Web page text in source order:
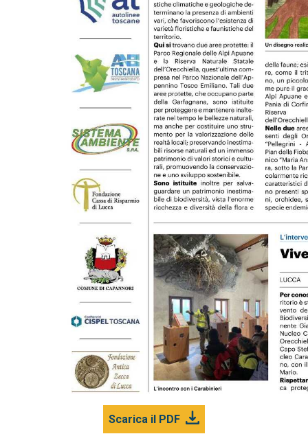
Scarica il PDF